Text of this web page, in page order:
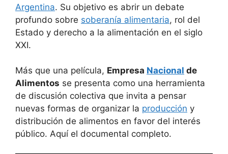
Argentina. Su objetivo es abrir un debate
profundo sobre soberanía alimentaria, rol del
Estado y derecho a la alimentación en el siglo
XXI.
Más que una película, Empresa Nacional de
Alimentos se presenta como una herramienta
de discusión colectiva que invita a pensar
nuevas formas de organizar la producción y
distribución de alimentos en favor del interés
público. Aquí el documental completo.